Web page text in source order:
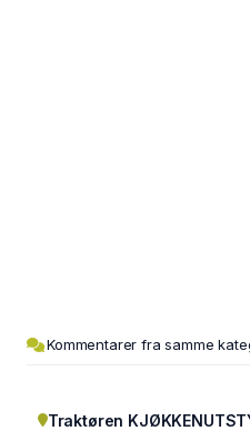
Kommentarer fra samme
Traktøren